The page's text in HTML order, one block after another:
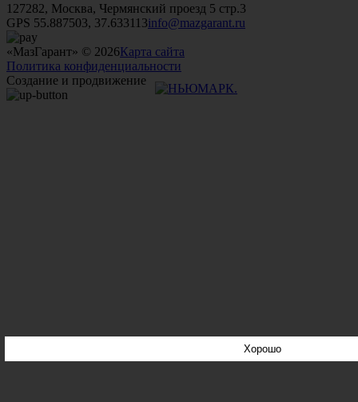
127282, Москва, Чермянский проезд 5 стр.3
GPS 55.887503, 37.633113info@mazgarant.ru
«МазГарант» © 2026Карта сайта
Политика конфиденциальности
Создание и продвижение
Хорошо